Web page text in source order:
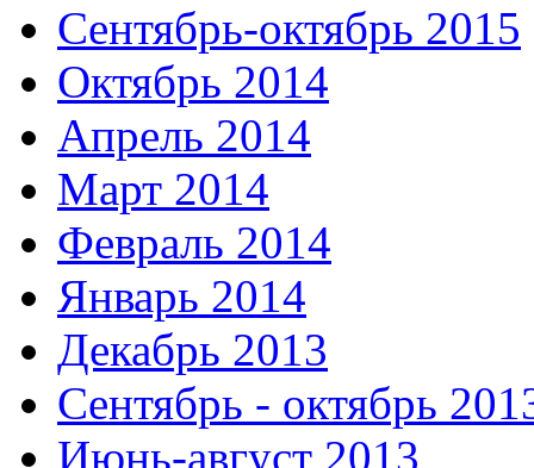
Сентябрь-октябрь 2015
Октябрь 2014
Апрель 2014
Март 2014
Февраль 2014
Январь 2014
Декабрь 2013
Сентябрь - октябрь
Июнь-август 2013